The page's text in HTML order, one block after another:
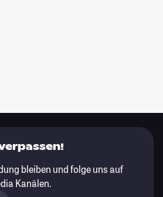
bleiben und folge uns auf
Kanälen.